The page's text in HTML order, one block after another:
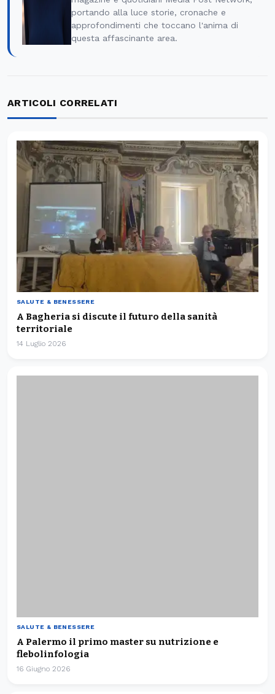
portando alla luce storie, cronache e
approfondimenti che toccano l'anima di
questa affascinante area.
ARTICOLI CORRELATI
SALUTE & BENESSERE
A Bagheria si discute il futuro della sanità
territoriale
14 Luglio 2026